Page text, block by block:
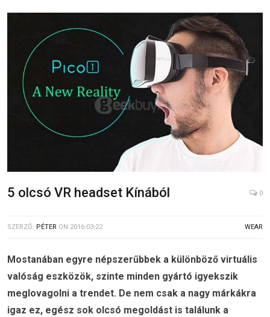
5 olcsó VR headset Kínából 0
SZERZŐ: PÉTER ON 2016-03-22 WEAR
Mostanában egyre népszerűbbek a különböző virtuális
valóság eszközök, szinte minden gyártó igyekszik
meglovagolni a trendet. De nem csak a nagy márkákra
igaz ez, egész sok olcsó megoldást is találunk a